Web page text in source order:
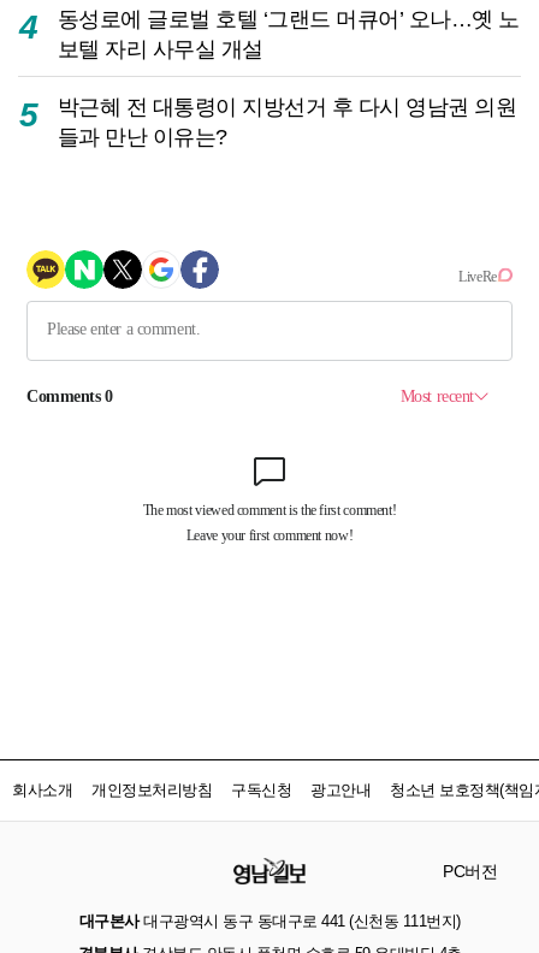
4
동성로에 글로벌 호텔 ‘그랜드 머큐어’ 오나…옛 노
보텔 자리 사무실 개설
5
박근혜 전 대통령이 지방선거 후 다시 영남권 의원
들과 만난 이유는?
회사소개 개인정보처리방침 구독신청 광고안내 청소년 보호정책(책임
PC버전
대구본사대구광역시 동구 동대구로 441 (신천동 111번지)